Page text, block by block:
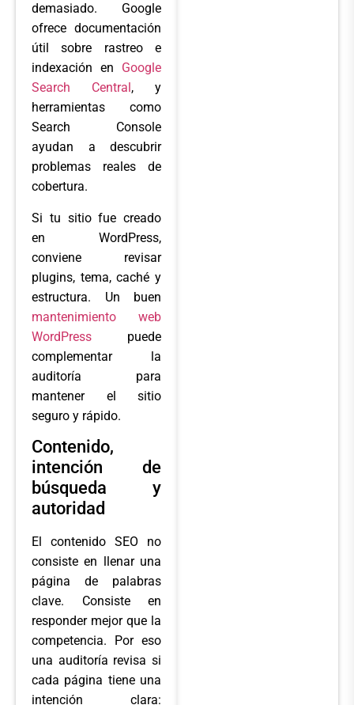
demasiado. Google
ofrece documentación
útil sobre rastreo e
indexación en Google
Search Central , y
herramientas como
Search Console
ayudan a descubrir
problemas reales de
cobertura.
Si tu sitio fue creado
en WordPress,
conviene revisar
plugins, tema, caché y
estructura. Un buen
mantenimiento web
WordPress puede
complementar la
auditoría para
mantener el sitio
seguro y rápido.
Contenido,
intención de
búsqueda y
autoridad
El contenido SEO no
consiste en llenar una
página de palabras
clave. Consiste en
responder mejor que la
competencia. Por eso
una auditoría revisa si
cada página tiene una
intención clara: